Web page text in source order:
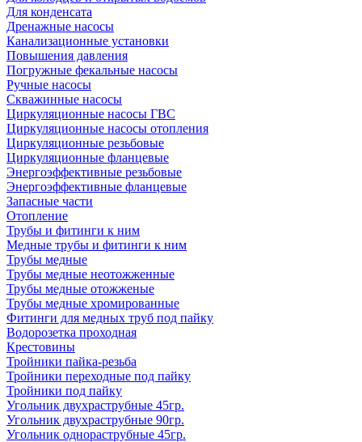
Для конденсата
Дренажные насосы
Канализационные установки
Повышения давления
Погружные фекальные насосы
Ручные насосы
Скважинные насосы
Циркуляционные насосы ГВС
Циркуляционные насосы отопления
Циркуляционные резьбовые
Циркуляционные фланцевые
Энергоэффективные резьбовые
Энергоэффективные фланцевые
Запасные части
Отопление
Трубы и фитинги к ним
Медные трубы и фитинги к ним
Трубы медные
Трубы медные неотожженные
Трубы медные отожженые
Трубы медные хромированные
Фитинги для медных труб под пайку
Водорозетка проходная
Крестовины
Тройники пайка-резьба
Тройники переходные под пайку
Тройники под пайку
Угольник двухраструбные 45гр.
Угольник двухраструбные 90гр.
Угольник однораструбные 45гр.